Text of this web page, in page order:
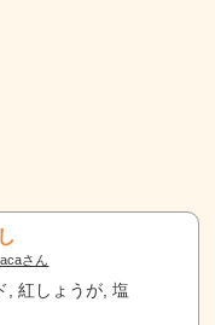
さん
, 紅しょうが, 塩